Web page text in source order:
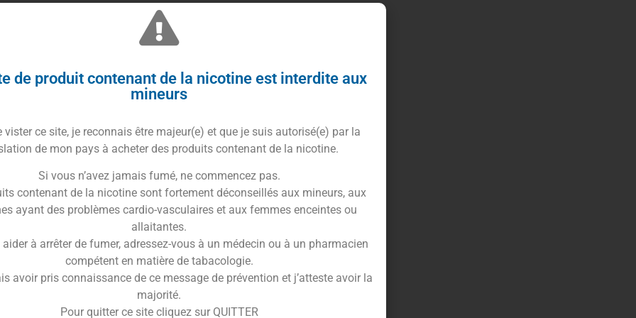
légales, nous vous proposons un
l’achat de produits réservés aux
:ANDROIDouAPPLE
de paiement fiableet rapide, adapté
tout en respectant toutes les normes
de Vapoteurs
vous propose unlarge éventail de
de produit contenant de la nicotine est interdite aux
mineurs
vister ce site, je reconnais être majeur(e) et que je suis autorisé(e) par la
de mon pays à acheter des produits contenant de la nicotine.
Si vous n’avez jamais fumé, ne commencez pas.
contenant de la nicotine sont fortement déconseillés aux mineurs, aux
ayant des problèmes cardio-vasculaires et aux femmes enceintes ou
allaitantes.
à arrêter de fumer, adressez-vous à un médecin ou à un pharmacien
compétent en matière de tabacologie.
avoir pris connaissance de ce message de prévention et j’atteste avoir la
majorité.
Pour quitter ce site cliquez sur QUITTER